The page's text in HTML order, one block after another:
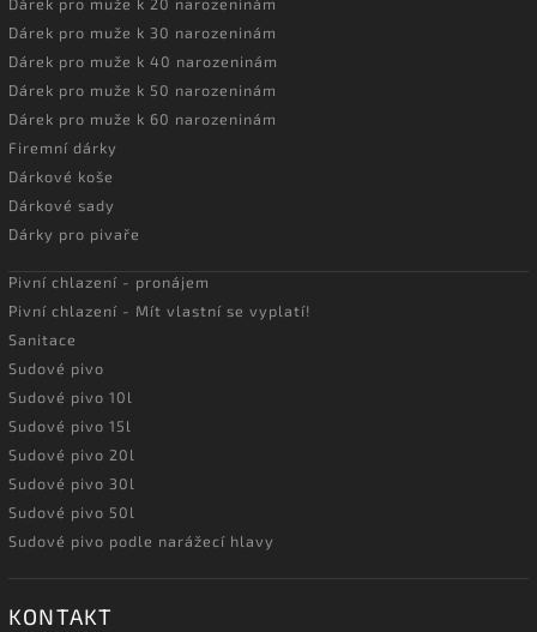
Dárek pro muže k 30 narozeninám
Dárek pro muže k 40 narozeninám
Dárek pro muže k 50 narozeninám
Dárek pro muže k 60 narozeninám
Firemní dárky
Dárkové koše
Dárkové sady
Dárky pro pivaře
Pivní chlazení - pronájem
Pivní chlazení - Mít vlastní se vyplatí!
Sanitace
Sudové pivo
Sudové pivo 10l
Sudové pivo 15l
Sudové pivo 20l
Sudové pivo 30l
Sudové pivo 50l
Sudové pivo podle narážecí hlavy
KONTAKT